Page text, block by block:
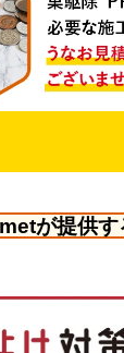
が提供す